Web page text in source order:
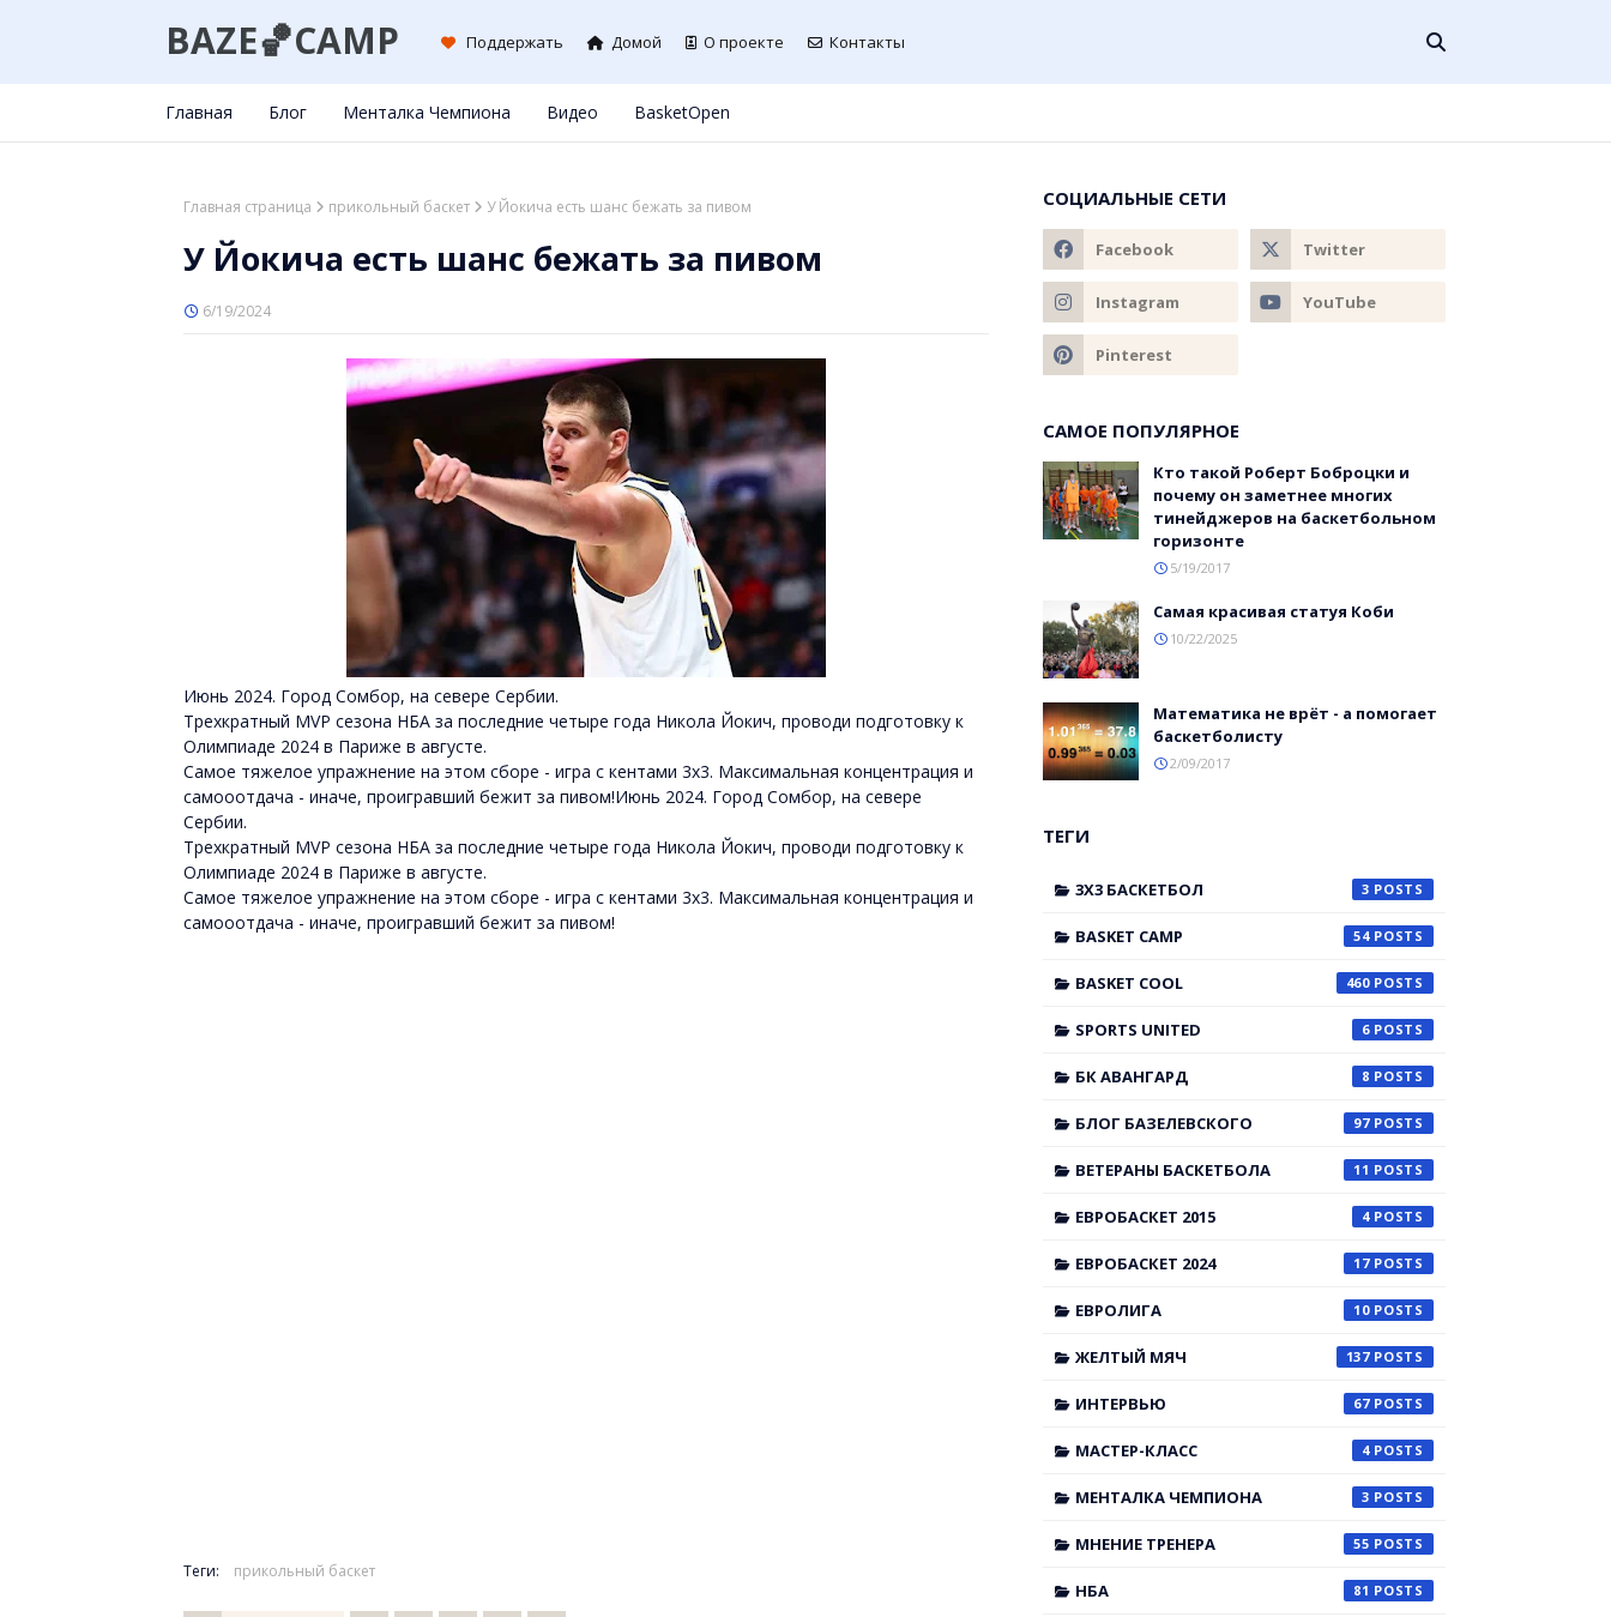
BAZE🏀CAMP Поддержать Домой О проекте Контакты
Главная Блог Менталка Чемпиона Видео BasketOpen
Главная страница прикольный баскет У Йокича есть шанс бежать за пивом
У Йокича есть шанс бежать за пивом
6/19/2024
Июнь 2024. Город Сомбор, на севере Сербии.
Трехкратный MVP сезона НБА за последние четыре года Никола Йокич, проводи подготовку к
Олимпиаде 2024 в Париже в августе.
Самое тяжелое упражнение на этом сборе - игра с кентами 3х3. Максимальная концентрация и
самооотдача - иначе, проигравший бежит за пивом!Июнь 2024. Город Сомбор, на севере
Сербии.
Трехкратный MVP сезона НБА за последние четыре года Никола Йокич, проводи подготовку к
Олимпиаде 2024 в Париже в августе.
Самое тяжелое упражнение на этом сборе - игра с кентами 3х3. Максимальная концентрация и
самооотдача - иначе, проигравший бежит за пивом!
Теги: прикольный баскет
СОЦИАЛЬНЫЕ СЕТИ
САМОЕ ПОПУЛЯРНОЕ
Кто такой Роберт Боброцки и
почему он заметнее многих
тинейджеров на баскетбольном
горизонте
5/19/2017
Самая красивая статуя Коби
10/22/2025
Математика не врёт - а помогает
баскетболисту
2/09/2017
ТЕГИ
3X3 БАСКЕТБОЛ 3
BASKET CAMP 54
BASKET COOL 460
SPORTS UNITED 6
БК АВАНГАРД 8
БЛОГ БАЗЕЛЕВСКОГО 97
ВЕТЕРАНЫ БАСКЕТБОЛА 11
ЕВРОБАСКЕТ 2015 4
ЕВРОБАСКЕТ 2024 17
ЕВРОЛИГА 10
ЖЕЛТЫЙ МЯЧ 137
ИНТЕРВЬЮ 67
МАСТЕР-КЛАСС 4
МЕНТАЛКА ЧЕМПИОНА 3
МНЕНИЕ ТРЕНЕРА 55
НБА 81